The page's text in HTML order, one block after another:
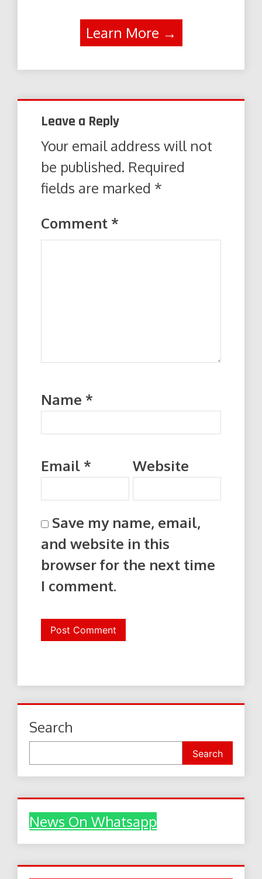
Learn More →
Leave a Reply
Your email address will not
be published. Required
fields are marked *
Comment *
Name *
Email * Website
Save my name, email,
and website in this
browser for the next time
I comment.
Search
Search
News On Whatsapp